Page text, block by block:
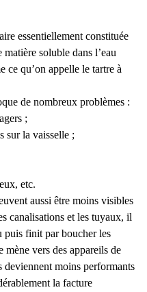
essentiellement constituée
soluble dans l’eau
ce qu’on appelle le tartre à
de nombreux problèmes :
;
sur la vaisselle ;
etc.
aussi être moins visibles
canalisations et les tuyaux, il
puis finit par boucher les
vers des appareils de
deviennent moins performants
la facture